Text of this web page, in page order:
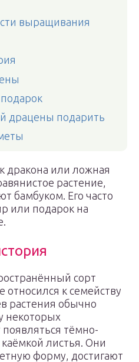
выращивания
драцены подарить
дракона или ложная
растение,
бамбуком. Его часто
или подарок на
сорт
к семейству
растения обычно
некоторых
тёмно-
листья. Они
форму, достигают